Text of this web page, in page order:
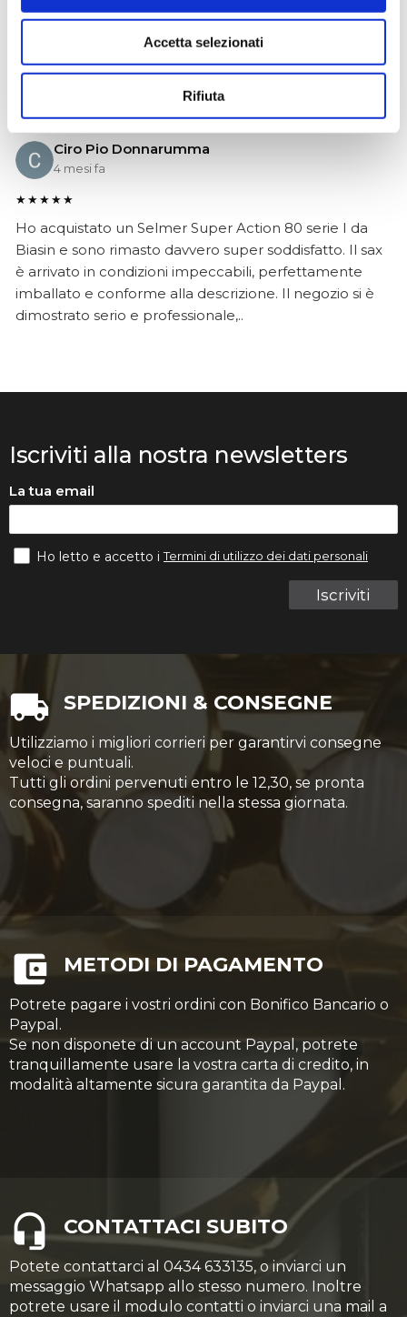
Accetta selezionati
Rifiuta
effettivamente disponibili come indicato sul sito, senza
sorprese o ritardi. Servizio affidabile e professionale.
Negozio assolutamente consigliato, acqui..
Ciro Pio Donnarumma
4 mesi fa
★★★★★
Ho acquistato un Selmer Super Action 80 serie I da
Biasin e sono rimasto davvero super soddisfatto. Il sax
è arrivato in condizioni impeccabili, perfettamente
imballato e conforme alla descrizione. Il negozio si è
dimostrato serio e professionale,..
Iscriviti alla nostra newsletters
La tua email
Iscriviti
Ho letto e accetto iTermini di utilizzo dei dati personali
SPEDIZIONI & CONSEGNE
Utilizziamo i migliori corrieri per garantirvi consegne
veloci e puntuali.
Tutti gli ordini pervenuti entro le 12,30, se pronta
consegna, saranno spediti nella stessa giornata.
METODI DI PAGAMENTO
Potrete pagare i vostri ordini con Bonifico Bancario o
Paypal.
Se non disponete di un account Paypal, potrete
tranquillamente usare la vostra carta di credito, in
modalità altamente sicura garantita da Paypal.
CONTATTACI SUBITO
Potete contattarci al 0434 633135, o inviarci un
messaggio Whatsapp allo stesso numero. Inoltre
potrete usare il modulo contatti o inviarci una mail a